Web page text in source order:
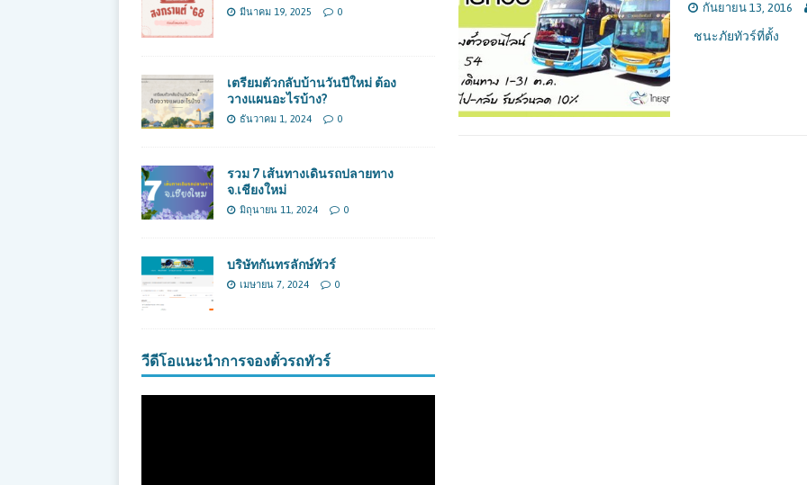
กันยายน 13, 2016
ชนะภัยทัวร์ที่ตั้ง
มีนาคม 19, 2025 0
เตรียมตัวกลับบ้านวันปีใหม่ ต้อง
วางแผนอะไรบ้าง?
ธันวาคม 1, 2024 0
รวม 7 เส้นทางเดินรถปลายทาง
จ.เชียงใหม่
มิถุนายน 11, 2024 0
บริษัทกันทรลักษ์ทัวร์
เมษายน 7, 2024 0
วีดีโอแนะนำการจองตั๋วรถทัวร์